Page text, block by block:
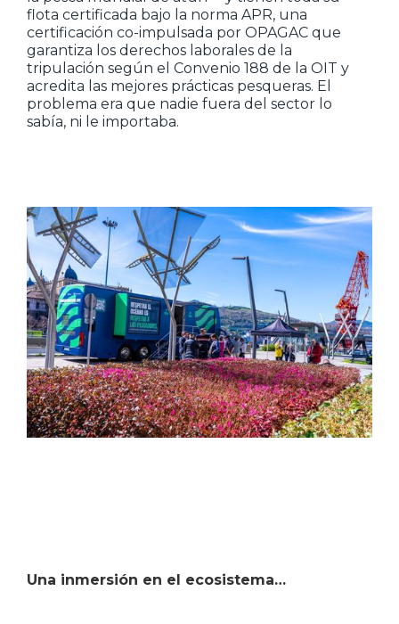
flota certificada bajo la norma APR, una
certificación co-impulsada por OPAGAC que
garantiza los derechos laborales de la
tripulación según el Convenio 188 de la OIT y
acredita las mejores prácticas pesqueras. El
problema era que nadie fuera del sector lo
sabía, ni le importaba.
Una inmersión en el ecosistema…